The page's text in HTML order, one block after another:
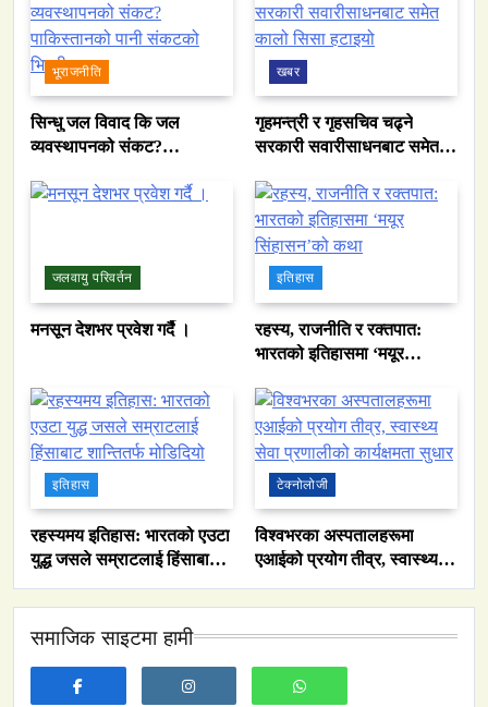
भूराजनीति
सिन्धु जल विवाद कि जल
व्यवस्थापनको संकट?
भित्री कथा
खबर
गृहमन्त्री र गृहसचिव चढ्ने
सरकारी सवारीसाधनबाट समेत
जलवायु परिवर्तन
मनसून देशभर प्रवेश गर्दै ।
इतिहास
रहस्य, राजनीति र रक्तपात:
भारतको इतिहासमा ‘मयूर
इतिहास
रहस्यमय इतिहास: भारतको एउटा
युद्ध जसले सम्राटलाई हिंसाबाट
टेक्नोलोजी
विश्वभरका अस्पतालहरूमा
एआईको प्रयोग तीव्र, स्वास्थ्य
समाजिक साइटमा हामी
समाज
नेपालमा युनिफिकेशन चर्चको सम्बन्ध उजागर